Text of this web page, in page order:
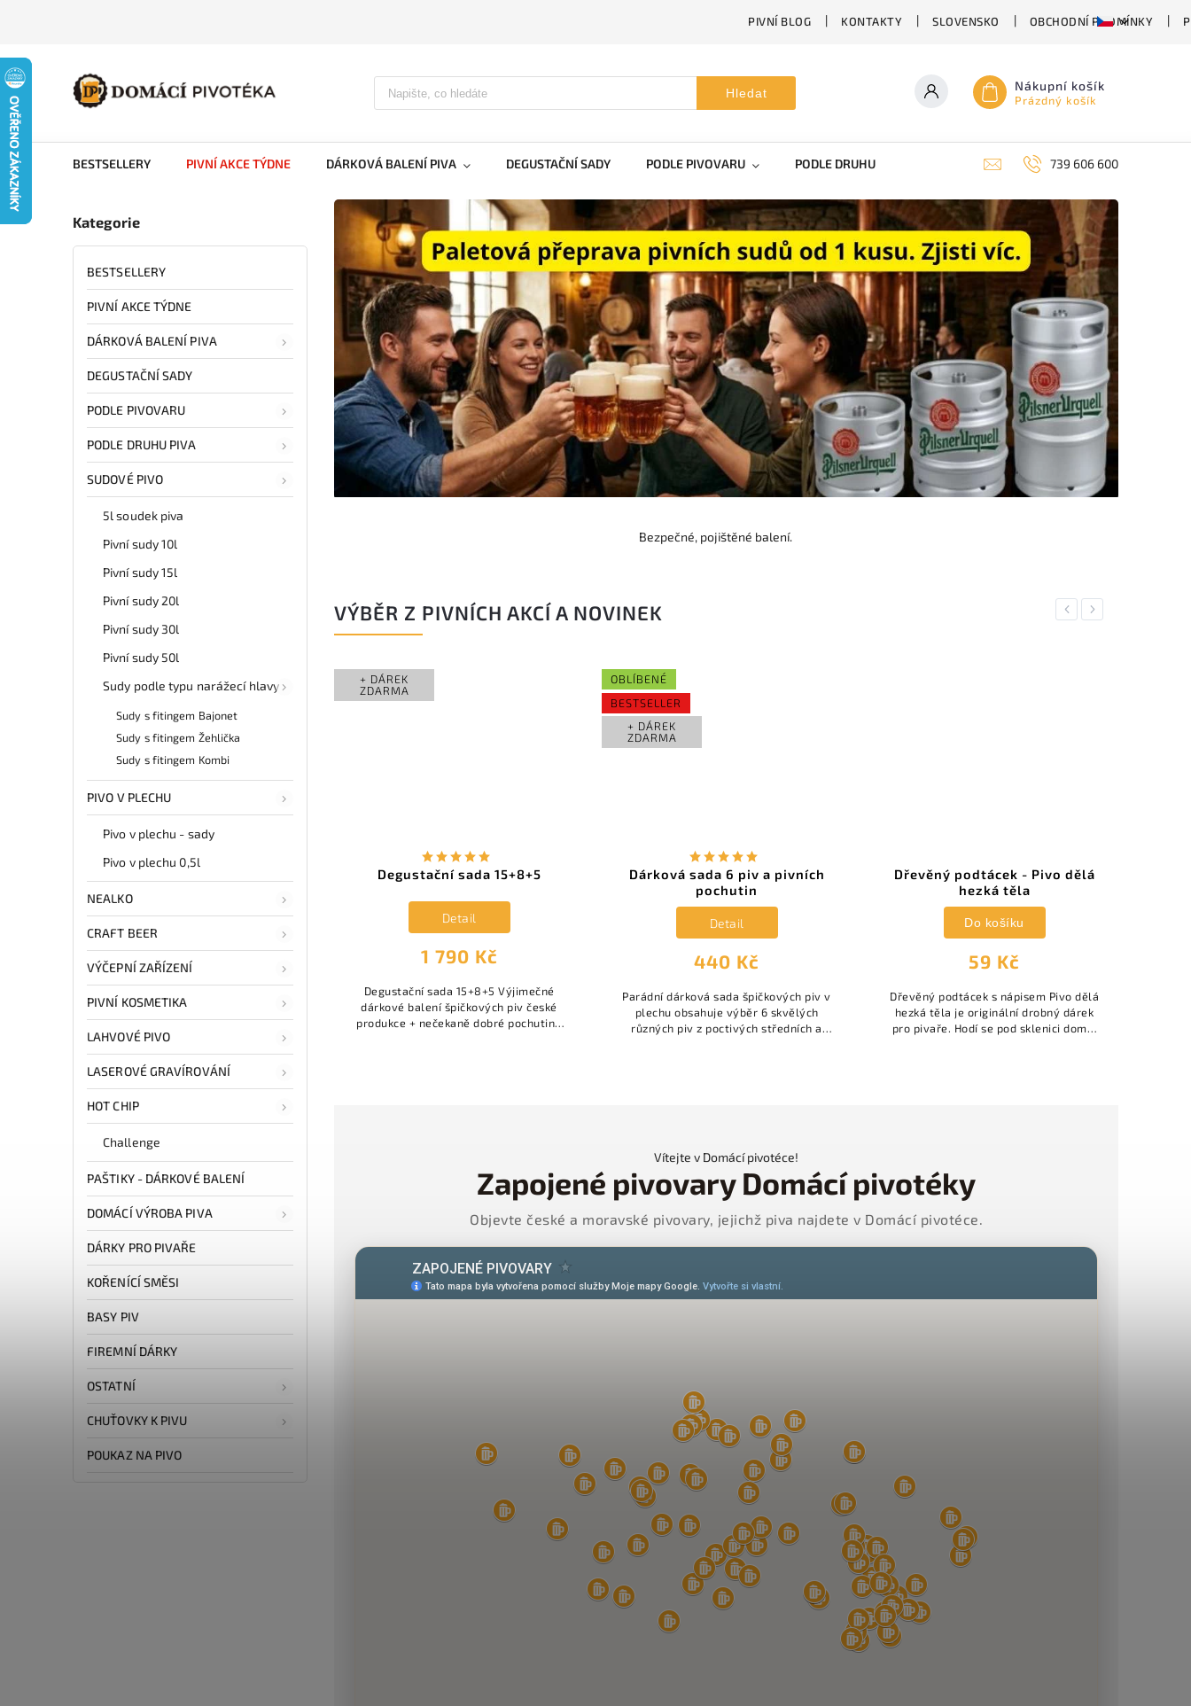
PIVNÍ BLOG KONTAKTY SLOVENSKO OBCHODNÍ PODMÍNKY
Hledat Nákupní košík
Prázdný košík
BESTSELLERY PIVNÍ AKCE TÝDNE DÁRKOVÁ BALENÍ PIVA DEGUSTAČNÍ SADY PODLE PIVOVARU PODLE DRUHU PIVA SUDOVÉ PIVO PIVO V PLECHU
739 606 600
Kategorie
BESTSELLERY
PIVNÍ AKCE TÝDNE
DÁRKOVÁ BALENÍ PIVA
DEGUSTAČNÍ SADY
PODLE PIVOVARU
PODLE DRUHU PIVA
SUDOVÉ PIVO
5l soudek piva
Pivní sudy 10l
Pivní sudy 15l
Pivní sudy 20l
Pivní sudy 30l
Pivní sudy 50l
Sudy podle typu narážecí hlavy
Sudy s fitingem Bajonet
Sudy s fitingem Žehlička
Sudy s fitingem Kombi
PIVO V PLECHU
Pivo v plechu - sady
Pivo v plechu 0,5l
NEALKO
CRAFT BEER
VÝČEPNÍ ZAŘÍZENÍ
PIVNÍ KOSMETIKA
LAHVOVÉ PIVO
LASEROVÉ GRAVÍROVÁNÍ
HOT CHIP
Challenge
PAŠTIKY - DÁRKOVÉ BALENÍ
DOMÁCÍ VÝROBA PIVA
DÁRKY PRO PIVAŘE
KOŘENÍCÍ SMĚSI
BASY PIV
FIREMNÍ DÁRKY
OSTATNÍ
CHUŤOVKY K PIVU
POUKAZ NA PIVO
Bezpečné, pojištěné balení.
VÝBĚR Z PIVNÍCH AKCÍ A NOVINEK Previous
Půllitr na pivo se jménem
390 Kč
Detail
a osobní dárek pro každého muže.
Skvělý nápad na narozeniny, svátek
nebo jen tak pro radost! Druh
sklenice: Pivní půllitr TUBINGER 0,5...
+ DÁREK
ZDARMA
Degustační sada 15+8+5
1 790 Kč
Detail
Degustační sada 15+8+5 Výjimečné
dárkové balení špičkových piv české
produkce + nečekaně dobré pochutiny
OBLÍBENÉ
BESTSELLER
+ DÁREK
ZDARMA
Dárková sada 6 piv a pivních
pochutin
440 Kč
Detail
Parádní dárková sada špičkových piv v
plechu obsahuje výběr 6 skvělých
různých piv z poctivých středních a
Dřevěný podtácek - Pivo dělá
hezká těla
59 Kč
Do košíku
Dřevěný podtácek s nápisem Pivo dělá
hezká těla je originální drobný dárek
pro pivaře. Hodí se pod sklenici doma,
Next
Vítejte v Domácí pivotéce!
Zapojené pivovary Domácí pivotéky
Objevte české a moravské pivovary, jejichž piva najdete v Domácí pivotéce.